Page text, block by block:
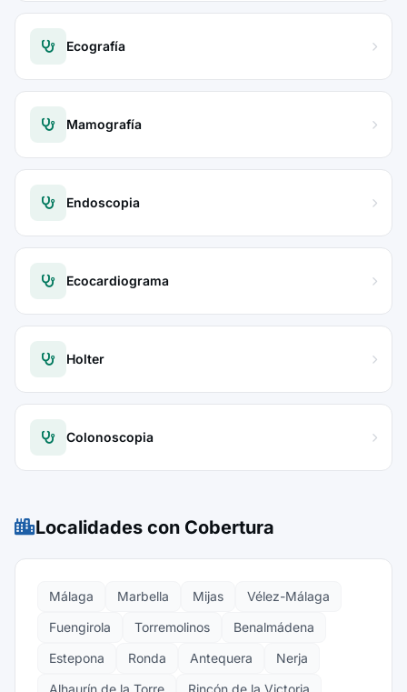
Ecografía
Mamografía
Endoscopia
Ecocardiograma
Holter
Colonoscopia
Localidades con Cobertura
Málaga Marbella Mijas
Vélez-Málaga
Fuengirola
Torremolinos
Benalmádena
Estepona
Ronda Antequera
Nerja
Alhaurín de la Torre
Rincón de la Victoria